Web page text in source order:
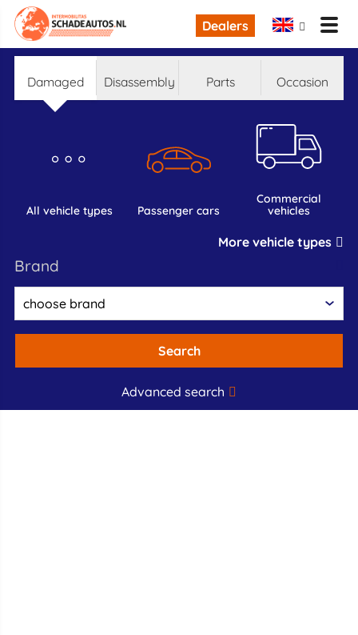
Dealers
damaged disassembly parts occasion
all vehicle types passenger cars
commercial
vehicles
More vehicle types
brand
Search
Advanced search